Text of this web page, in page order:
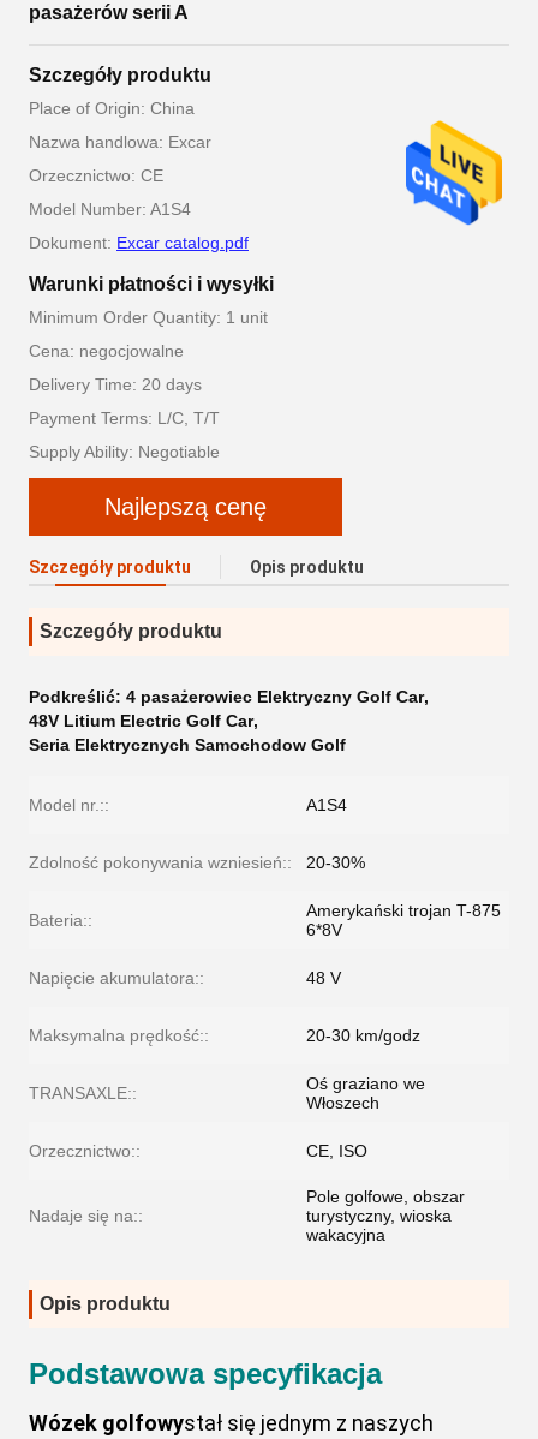
pasażerów serii A
Szczegóły produktu
Place of Origin: China
Nazwa handlowa: Excar
Orzecznictwo: CE
Model Number: A1S4
Dokument: Excar catalog.pdf
Warunki płatności i wysyłki
Minimum Order Quantity: 1 unit
Cena: negocjowalne
Delivery Time: 20 days
Payment Terms: L/C, T/T
Supply Ability: Negotiable
Najlepszą cenę
Szczegóły produktu Opis produktu
Szczegóły produktu
Podkreślić: 4 pasażerowiec Elektryczny Golf Car,
48V Litium Electric Golf Car,
Seria Elektrycznych Samochodow Golf
Model nr.:: A1S4
Zdolność pokonywania wzniesień:: 20-30%
Bateria::
Amerykański trojan T-875
6*8V
Napięcie akumulatora:: 48 V
Maksymalna prędkość:: 20-30 km/godz
TRANSAXLE::
Oś graziano we
Włoszech
Orzecznictwo:: CE, ISO
Nadaje się na::
Pole golfowe, obszar
turystyczny, wioska
wakacyjna
Opis produktu
Podstawowa specyfikacja
Wózek golfowystał się jednym z naszych